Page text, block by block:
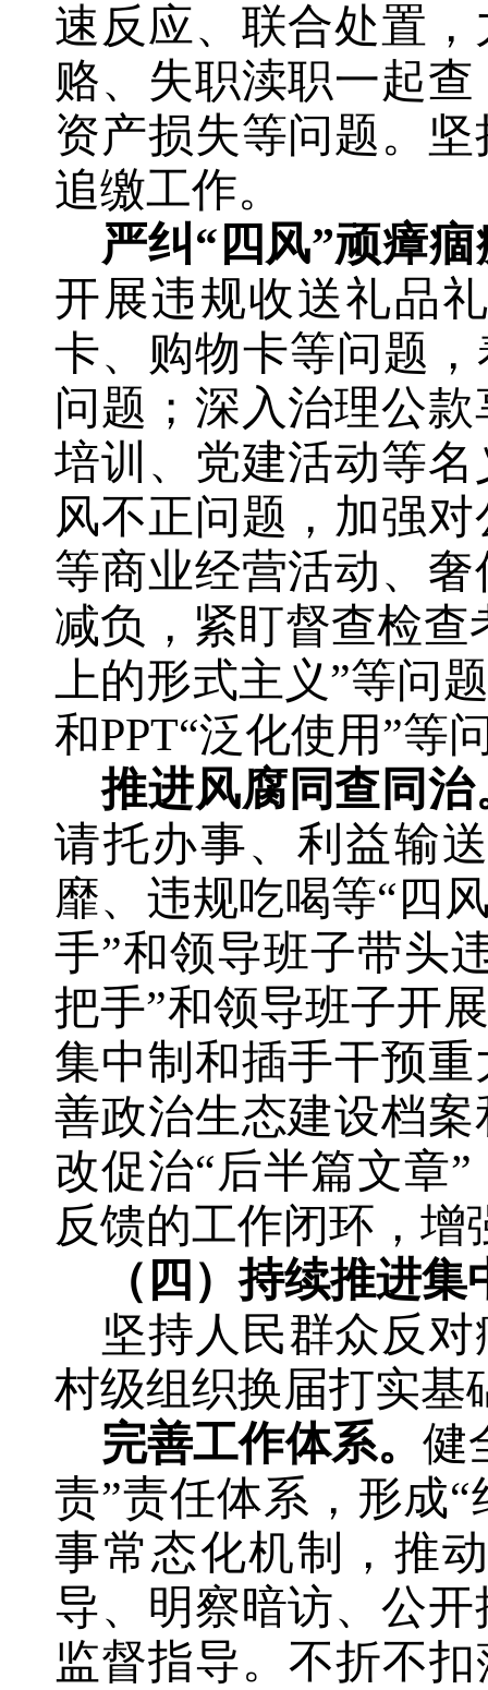
速反应、联合处置
赂、失职渎职一起
资产损失等问题。
追缴工作。
严纠“四风”顽瘴痼
开展违规收送礼品
卡、购物卡等问题
问题；深入治理公
培训、党建活动等
风不正问题，加强
等商业经营活动、
减负 ，紧盯督查检
上的形式主义”等问
和PPT“泛化使用”等
推进风腐同查同治
请托办事、利益输
靡、违规吃喝等“四
手”和领导班子带头
把手”和领导班子开
集中制和插手干预
善政治生态建设档
改促治“后半篇文章
反馈的工作闭环，增
（四）持续推进
坚持人民群众反
村级组织换届打实基
完善工作体系。健
责”责任体系，形成
事常态化机制， 推
导、明察暗访、公
监督指导。不折不